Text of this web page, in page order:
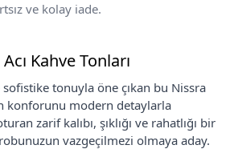
ve kolay iade.
Kahve Tonları
sofistike tonuyla öne çıkan bu Nissra
konforunu modern detaylarla
zarif kalıbı, şıklığı ve rahatlığı bir
vazgeçilmezi olmaya aday.